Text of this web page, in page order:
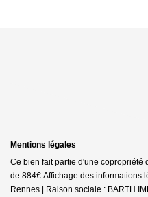
Mentions légales
Ce bien fait partie d'une copropriété
de 884€.Affichage des informations
Rennes | Raison sociale : BARTH